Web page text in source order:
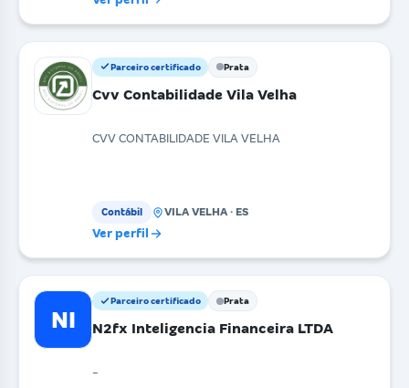
Parceiro certificado Prata
Cvv Contabilidade Vila Velha
CVV CONTABILIDADE VILA VELHA
Contábil VILA VELHA · ES
Ver perfil
NI
Parceiro certificado Prata
N2fx Inteligencia Financeira LTDA
-